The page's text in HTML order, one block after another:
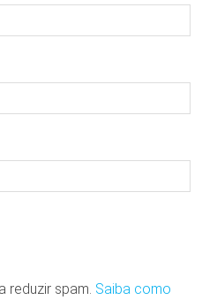
reduzir spam. Saiba como